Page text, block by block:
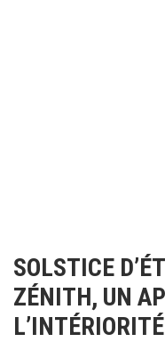
SOLSTICE
ZÉNITH, UN
L’INTÉRIORITÉ